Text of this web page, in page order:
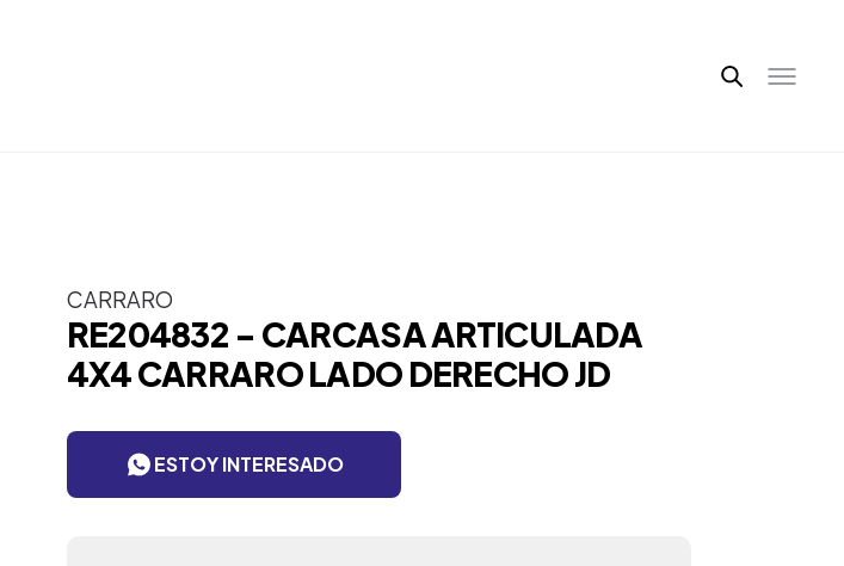
CARRARO
RE204832 - CARCASA ARTICULADA
4X4 CARRARO LADO DERECHO JD
ESTOY INTERESADO